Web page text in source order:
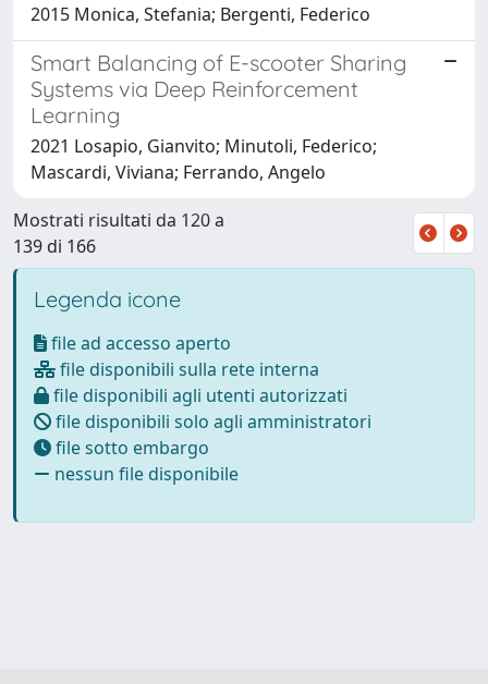
2015 Monica, Stefania; Bergenti, Federico
Smart Balancing of E-scooter Sharing
Systems via Deep Reinforcement
Learning
2021 Losapio, Gianvito; Minutoli, Federico;
Mascardi, Viviana; Ferrando, Angelo
Mostrati risultati da 120 a
139 di 166
Legenda icone
file ad accesso aperto
file disponibili sulla rete interna
file disponibili agli utenti autorizzati
file disponibili solo agli amministratori
file sotto embargo
nessun file disponibile